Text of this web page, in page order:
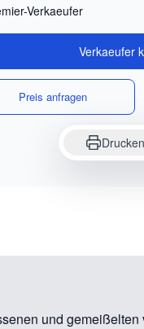
Verkaeufer
Verkaeufer
Preis anfragen
Drucken
und